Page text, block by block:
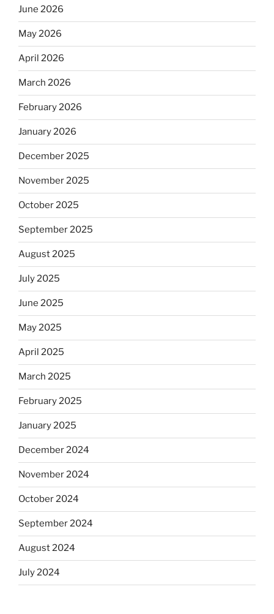
June 2026
May 2026
April 2026
March 2026
February 2026
January 2026
December 2025
November 2025
October 2025
September 2025
August 2025
July 2025
June 2025
May 2025
April 2025
March 2025
February 2025
January 2025
December 2024
November 2024
October 2024
September 2024
August 2024
July 2024